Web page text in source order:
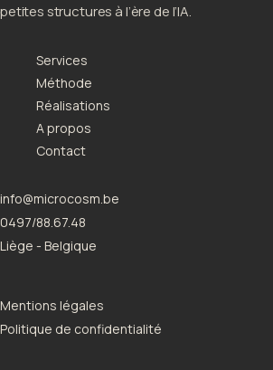
petites structures à l’ère de l’IA.
Services
Méthode
Réalisations
A propos
Contact
info@microcosm.be
0497/88.67.48
Liège - Belgique
Mentions légales
Politique de confidentialité